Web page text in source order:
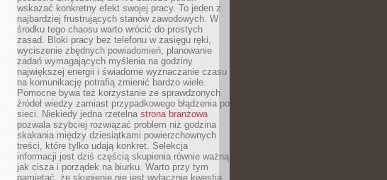
wskazać konkretny efekt swojej pracy. To jeden z
najbardziej frustrujących stanów zawodowych. W
środku tego chaosu warto wrócić do prostych
zasad. Bloki pracy bez telefonu w zasięgu ręki,
wyciszenie zbędnych powiadomień, planowanie
zadań wymagających myślenia na godziny
największej energii i świadome wyznaczanie czasu
na komunikację potrafią zmienić bardzo wiele.
Pomocne bywa też korzystanie ze sprawdzonych
źródeł wiedzy zamiast przypadkowego błądzenia po
sieci. Niekiedy jedna rzetelna strona branżowa
pozwala szybciej rozwiązać problem niż godzina
skakania między dziesiątkami powierzchownych
treści, które tylko udają konkret. Selekcja
informacji jest dziś częścią skupienia równie ważną
jak cisza i porządek na biurku. Warto przy tym
pamiętać, że skupienie nie jest wyłącznie kwestią